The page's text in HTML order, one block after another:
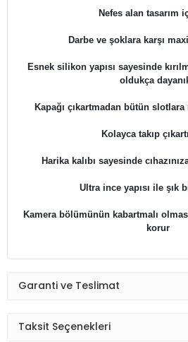
Nefes alan tasarım
Darbe ve şoklara karşı
Esnek silikon yapısı sayesinde
oldukça
Kapağı çıkartmadan bütün
Kolayca takıp
Harika kalıbı sayesinde
Ultra ince yapısı ile şık
Kamera bölümünün kabartmalı
korur
Garanti ve Teslimat
Taksit Seçenekleri